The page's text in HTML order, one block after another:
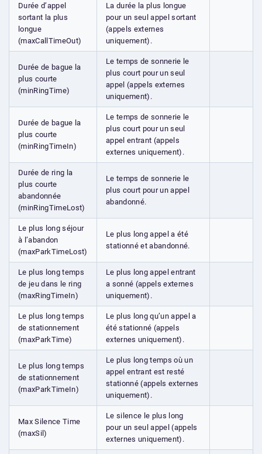
Durée d’appel
sortant la plus
longue
(maxCallTimeOut)
La durée la plus longue
pour un seul appel sortant
(appels externes
uniquement).
Durée de bague la
plus courte
(minRingTime)
Le temps de sonnerie le
plus court pour un seul
appel (appels externes
uniquement).
Durée de bague la
plus courte
(minRingTimeIn)
Le temps de sonnerie le
plus court pour un seul
appel entrant (appels
externes uniquement).
Durée de ring la
plus courte
abandonnée
(minRingTimeLost)
Le temps de sonnerie le
plus court pour un appel
abandonné.
Le plus long séjour
à l’abandon
(maxParkTimeLost)
Le plus long appel a été
stationné et abandonné.
Le plus long temps
de jeu dans le ring
(maxRingTimeIn)
Le plus long appel entrant
a sonné (appels externes
uniquement).
Le plus long temps
de stationnement
(maxParkTime)
Le plus long qu’un appel a
été stationné (appels
externes uniquement).
Le plus long temps
de stationnement
(maxParkTimeIn)
Le plus long temps où un
appel entrant est resté
stationné (appels externes
uniquement).
Max Silence Time
(maxSil)
Le silence le plus long
pour un seul appel (appels
externes uniquement).